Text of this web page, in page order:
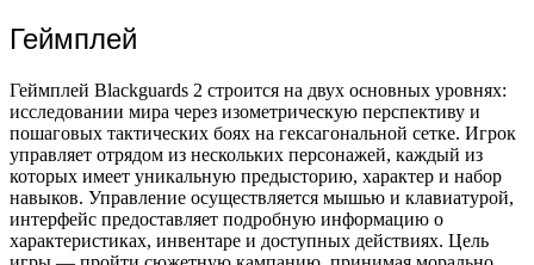
Геймплей
Геймплей Blackguards 2 строится на двух основных уровнях:
исследовании мира через изометрическую перспективу и
пошаговых тактических боях на гексагональной сетке. Игрок
управляет отрядом из нескольких персонажей, каждый из
которых имеет уникальную предысторию, характер и набор
навыков. Управление осуществляется мышью и клавиатурой,
интерфейс предоставляет подробную информацию о
характеристиках, инвентаре и доступных действиях. Цель